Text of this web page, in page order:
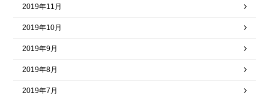
2019年11月
2019年10月
2019年9月
2019年8月
2019年7月